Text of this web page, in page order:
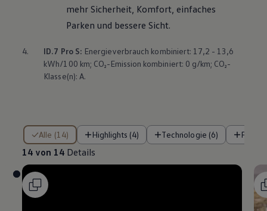
mehr Sicherheit, Komfort, einfaches
Parken und bessere Sicht.
4. ID.7 Pro S: Energieverbrauch kombiniert: 17,2 - 13,6
kWh/100 km; CO₂-Emission kombiniert: 0 g/km; CO₂-
Klasse(n): A.
Alle (14) Highlights (4) Technologie (6)
14 von 14 Details
14 von 14 Details